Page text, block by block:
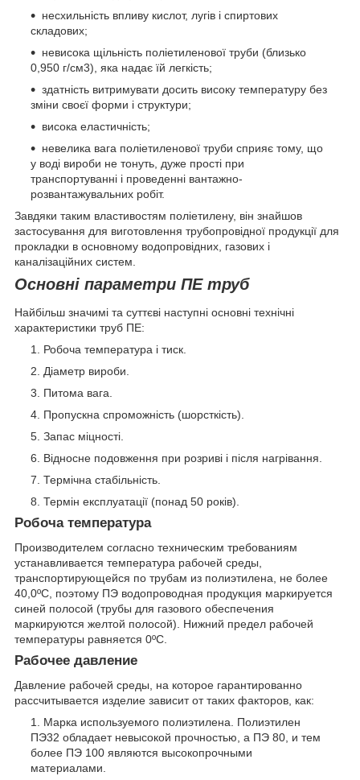
несхильність впливу кислот, лугів і спиртових
складових;
невисока щільність поліетиленової труби (близько
0,950 г/см3), яка надає їй легкість;
здатність витримувати досить високу температуру без
зміни своєї форми і структури;
висока еластичність;
невелика вага поліетиленової труби сприяє тому, що
у воді вироби не тонуть, дуже прості при
транспортуванні і проведенні вантажно-
розвантажувальних робіт.
Завдяки таким властивостям поліетилену, він знайшов
застосування для виготовлення трубопровідної продукції для
прокладки в основному водопровідних, газових і
каналізаційних систем.
Основні параметри ПЕ труб
Найбільш значимі та суттєві наступні основні технічні
характеристики труб ПЕ:
Робоча температура і тиск.
Діаметр вироби.
Питома вага.
Пропускна спроможність (шорсткість).
Запас міцності.
Відносне подовження при розриві і після нагрівання.
Термічна стабільність.
Термін експлуатації (понад 50 років).
Робоча температура
Производителем согласно техническим требованиям
устанавливается температура рабочей среды,
транспортирующейся по трубам из полиэтилена, не более
40,0ºС, поэтому ПЭ водопроводная продукция маркируется
синей полосой (трубы для газового обеспечения
маркируются желтой полосой). Нижний предел рабочей
температуры равняется 0ºС.
Рабочее давление
Давление рабочей среды, на которое гарантированно
рассчитывается изделие зависит от таких факторов, как:
Марка используемого полиэтилена. Полиэтилен
ПЭ32 обладает невысокой прочностью, а ПЭ 80, и тем
более ПЭ 100 являются высокопрочными
материалами.